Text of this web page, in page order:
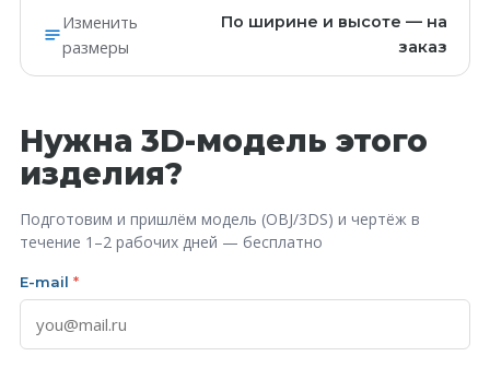
Изменить
размеры
По ширине и высоте — на
заказ
Нужна 3D-модель этого
изделия?
Подготовим и пришлём модель (OBJ/3DS) и чертёж в
течение 1–2 рабочих дней — бесплатно
E-mail *